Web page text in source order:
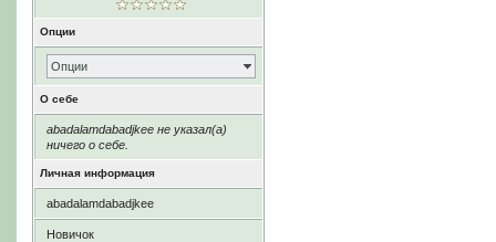
Опции
Опции
О себе
abadalamdabadjkee не указал(а)
ничего о себе.
Личная информация
abadalamdabadjkee
Новичок